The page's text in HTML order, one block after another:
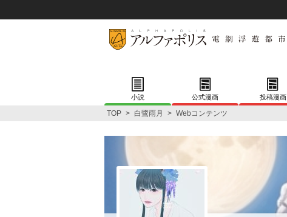
小説 公式漫画 投稿漫画
TOP > 白鷺雨月 > Webコンテンツ